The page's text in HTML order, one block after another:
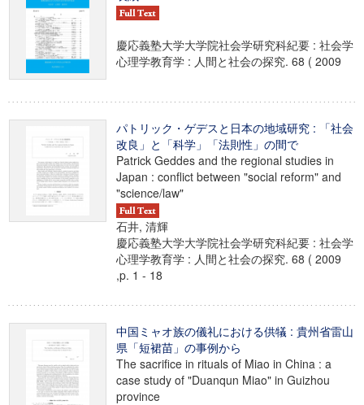
慶応義塾大学大学院社会学研究科紀要 : 社会学
心理学教育学 : 人間と社会の探究. 68 ( 2009
パトリック・ゲデスと日本の地域研究 : 「社会
改良」と「科学」「法則性」の間で
Patrick Geddes and the regional studies in
Japan : conflict between "social reform" and
"science/law"
石井, 清輝
慶応義塾大学大学院社会学研究科紀要 : 社会学
心理学教育学 : 人間と社会の探究. 68 ( 2009
,p. 1 - 18
中国ミャオ族の儀礼における供犠 : 貴州省雷山
県「短裙苗」の事例から
The sacrifice in rituals of Miao in China : a
case study of "Duanqun Miao" in Guizhou
province